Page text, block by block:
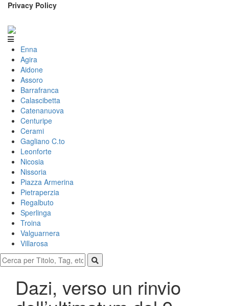
Privacy Policy
Enna
Agira
Aidone
Assoro
Barrafranca
Calascibetta
Catenanuova
Centuripe
Cerami
Gagliano C.to
Leonforte
Nicosia
Nissoria
Piazza Armerina
Pietraperzia
Regalbuto
Sperlinga
Troina
Valguarnera
Villarosa
Dazi, verso un rinvio